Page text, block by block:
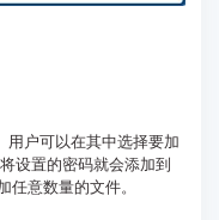
用户可以在其中选择要加
设置的密码就会添加到
任意数量的文件。